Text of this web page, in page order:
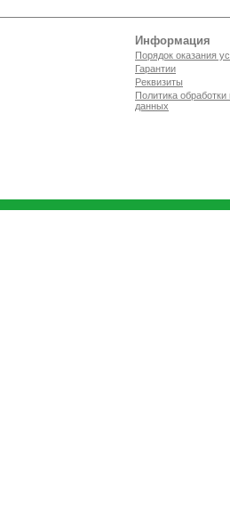
Информация
Порядок оказания
Гарантии
Реквизиты
Политика
данных